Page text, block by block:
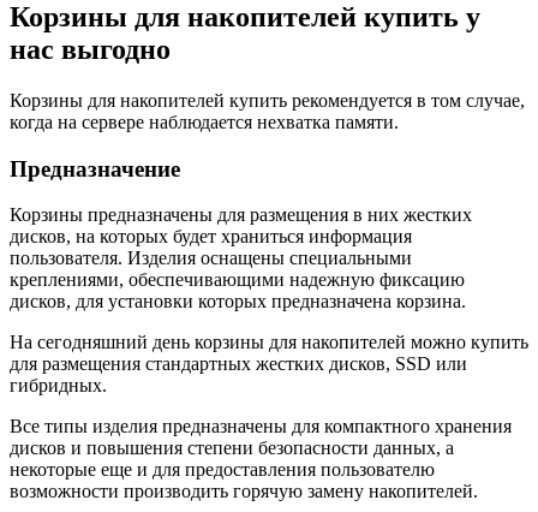
Корзины для накопителей купить у
нас выгодно
Корзины для накопителей купить рекомендуется в том случае,
когда на сервере наблюдается нехватка памяти.
Предназначение
Корзины предназначены для размещения в них жестких
дисков, на которых будет храниться информация
пользователя. Изделия оснащены специальными
креплениями, обеспечивающими надежную фиксацию
дисков, для установки которых предназначена корзина.
На сегодняшний день корзины для накопителей можно купить
для размещения стандартных жестких дисков, SSD или
гибридных.
Все типы изделия предназначены для компактного хранения
дисков и повышения степени безопасности данных, а
некоторые еще и для предоставления пользователю
возможности производить горячую замену накопителей.